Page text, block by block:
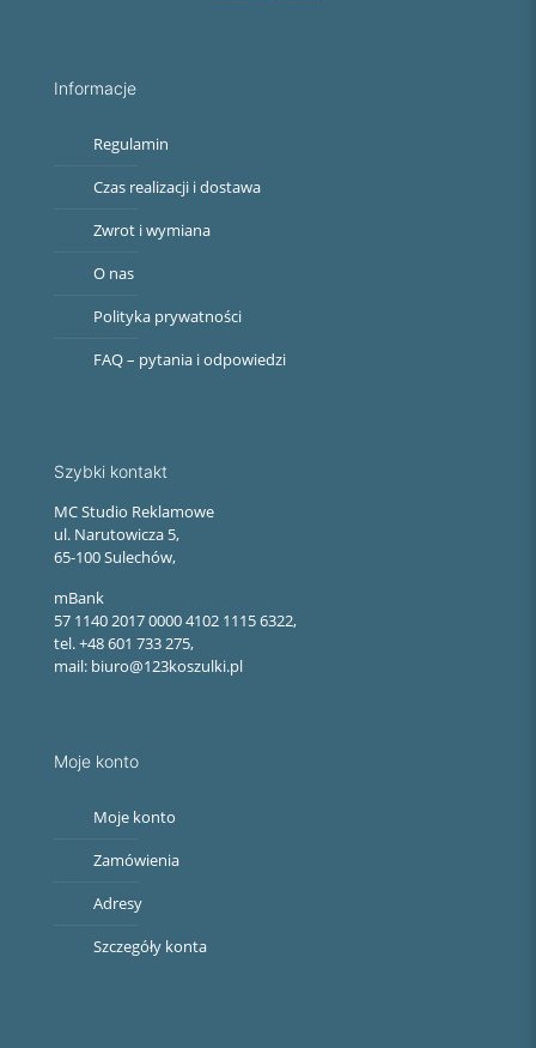
Informacje
Regulamin
Czas realizacji i dostawa
Zwrot i wymiana
O nas
Polityka prywatności
FAQ – pytania i odpowiedzi
Szybki kontakt
MC Studio Reklamowe
ul. Narutowicza 5,
65-100 Sulechów,
mBank
57 1140 2017 0000 4102 1115 6322,
tel. +48 601 733 275,
mail: biuro@123koszulki.pl
Moje konto
Moje konto
Zamówienia
Adresy
Szczegóły konta